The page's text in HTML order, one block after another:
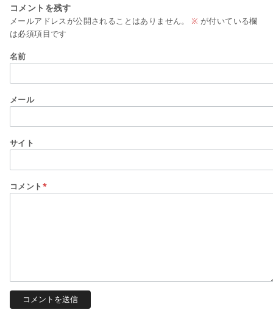
コメントを残す
メールアドレスが公開されることはありません。 ※ が付いている欄
は必須項目です
名前
メール
サイト
コメント*